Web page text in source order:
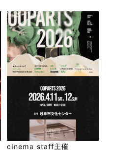
cinema staff主催